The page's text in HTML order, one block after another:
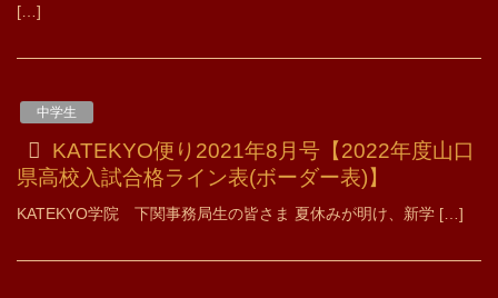
[…]
中学生
KATEKYO便り2021年8月号【2022年度山口
県高校入試合格ライン表(ボーダー表)】
KATEKYO学院 下関事務局生の皆さま 夏休みが明け、新学 […]